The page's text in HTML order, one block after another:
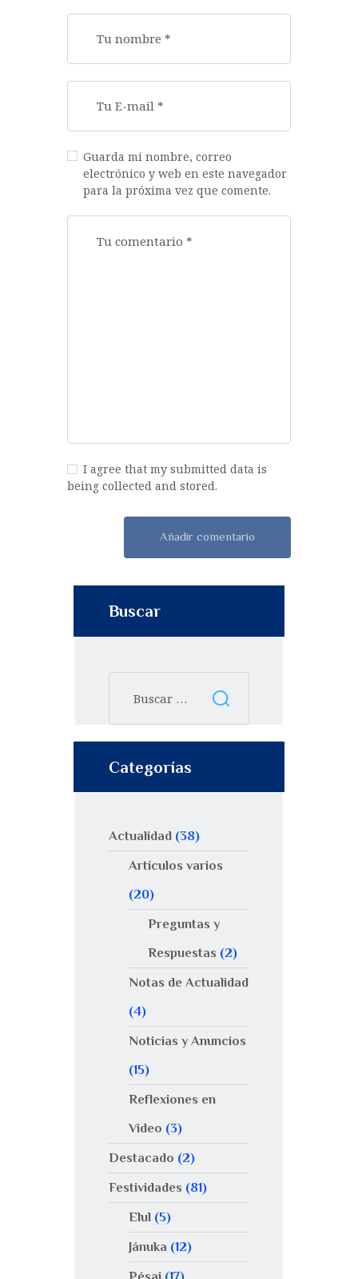
Guarda mi nombre, correo
electrónico y web en este navegador
para la próxima vez que comente.
I agree that my submitted data is
being collected and stored.
Buscar
Categorías
Actualidad (38)
Artículos varios
(20)
Preguntas y
Respuestas (2)
Notas de Actualidad
(4)
Noticias y Anuncios
(15)
Reflexiones en
Video (3)
Destacado (2)
Festividades (81)
Elul(5)
Jánuka (12)